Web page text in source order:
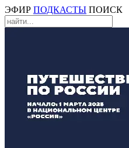
ЭФИР ПОДКАСТЫ ПОИСК